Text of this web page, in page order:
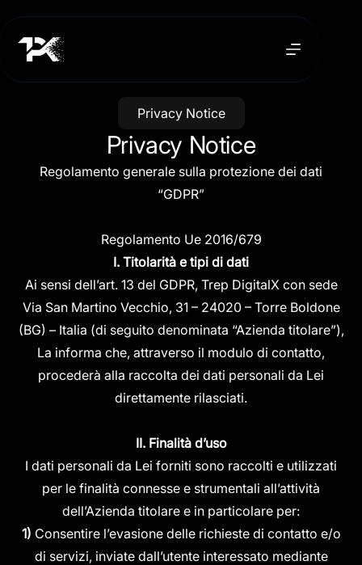
Privacy Notice
Privacy Notice
Regolamento generale sulla protezione dei dati
“GDPR”
Regolamento Ue 2016/679
I. Titolarità e tipi di dati
Ai sensi dell’art. 13 del GDPR, Trep DigitalX con sede
Via San Martino Vecchio, 31 – 24020 – Torre Boldone
(BG) – Italia (di seguito denominata “Azienda titolare”),
La informa che, attraverso il modulo di contatto,
procederà alla raccolta dei dati personali da Lei
direttamente rilasciati.
II. Finalità d’uso
I dati personali da Lei forniti sono raccolti e utilizzati
per le finalità connesse e strumentali all’attività
dell’Azienda titolare e in particolare per:
1) Consentire l’evasione delle richieste di contatto e/o
di servizi, inviate dall’utente interessato mediante